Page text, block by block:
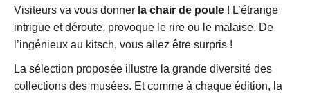
Visiteurs va vous donner la chair de poule ! L’étrange
intrigue et déroute, provoque le rire ou le malaise. De
l’ingénieux au kitsch, vous allez être surpris !
La sélection proposée illustre la grande diversité des
collections des musées. Et comme à chaque édition, la